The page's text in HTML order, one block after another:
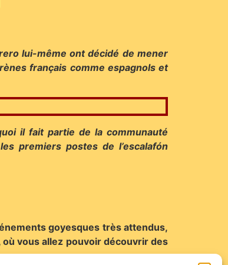
lui-même ont décidé de mener
français comme espagnols et
il fait partie de la communauté
premiers postes de l’escalafón
goyesques très attendus,
où vous allez pouvoir découvrir des